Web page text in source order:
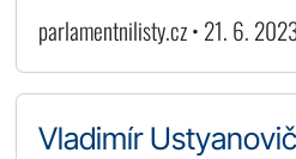
parlamentnilisty.cz • 21. 6.
Vladimír